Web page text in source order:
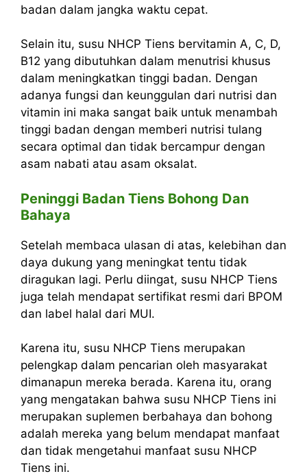
badan dalam jangka waktu cepat.
Selain itu, susu NHCP Tiens bervitamin A, C, D,
B12 yang dibutuhkan dalam menutrisi khusus
dalam meningkatkan tinggi badan. Dengan
adanya fungsi dan keunggulan dari nutrisi dan
vitamin ini maka sangat baik untuk menambah
tinggi badan dengan memberi nutrisi tulang
secara optimal dan tidak bercampur dengan
asam nabati atau asam oksalat.
Peninggi Badan Tiens Bohong Dan
Bahaya
Setelah membaca ulasan di atas, kelebihan dan
daya dukung yang meningkat tentu tidak
diragukan lagi. Perlu diingat, susu NHCP Tiens
juga telah mendapat sertifikat resmi dari BPOM
dan label halal dari MUI.
Karena itu, susu NHCP Tiens merupakan
pelengkap dalam pencarian oleh masyarakat
dimanapun mereka berada. Karena itu, orang
yang mengatakan bahwa susu NHCP Tiens ini
merupakan suplemen berbahaya dan bohong
adalah mereka yang belum mendapat manfaat
dan tidak mengetahui manfaat susu NHCP
Tiens ini.